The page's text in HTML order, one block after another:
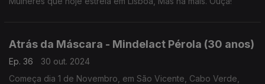
Atrás da Máscara - Mindelact Pérola (30 anos)
Ep. 36
30 out. 2024
Começa dia 1 de Novembro, em São Vicente, Cabo Verde,